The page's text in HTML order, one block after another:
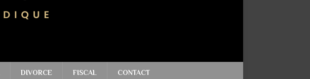
DIVORCE FISCAL CONTACT